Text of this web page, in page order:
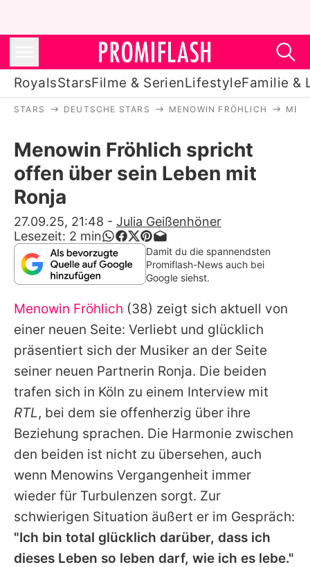
RoyalsStarsFilme & SerienLifestyleFamilie &
Stars
Filme & Serien
Lifestyle
Familie & Liebe
Promiflash Exklusiv
Alle Themen auf Promiflash
Jobs
App runterladen
Team
Redaktionelle Richtlinien
Impressum
Datenschutzerklärung
Utiq verwalten
STARS DEUTSCHE STARS MENOWIN FRÖHLICH
Menowin Fröhlich spricht
offen über sein Leben mit
Ronja
27.09.25, 21:48 - Julia Geißenhöner
Lesezeit: 2 min
Damit du die spannendsten
Promiflash-News auch bei
Google siehst.
Menowin Fröhlich (38) zeigt sich aktuell von
einer neuen Seite: Verliebt und glücklich
präsentiert sich der Musiker an der Seite
seiner neuen Partnerin Ronja. Die beiden
trafen sich in Köln zu einem Interview mit
RTL, bei dem sie offenherzig über ihre
Beziehung sprachen. Die Harmonie zwischen
den beiden ist nicht zu übersehen, auch
wenn Menowins Vergangenheit immer
wieder für Turbulenzen sorgt. Zur
schwierigen Situation äußert er im Gespräch:
"Ich bin total glücklich darüber, dass ich
dieses Leben so leben darf, wie ich es lebe."